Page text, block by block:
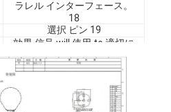
ラレル インターフェース。
18
選択 ピン 19
効果 信号 will 使用 to 適切に
MCUto適切に
メモリ20
デバイス
mustbe
適用
適切に21-22